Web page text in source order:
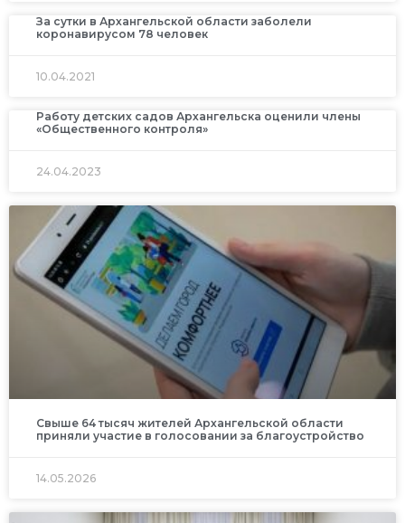
За сутки в Архангельской области заболели
коронавирусом 78 человек
10.04.2021
Работу детских садов Архангельска оценили члены
«Общественного контроля»
24.04.2023
Свыше 64 тысяч жителей Архангельской области
приняли участие в голосовании за благоустройство
14.05.2026